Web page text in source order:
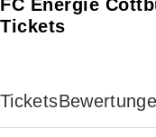
FC Energie
Tickets
Tickets